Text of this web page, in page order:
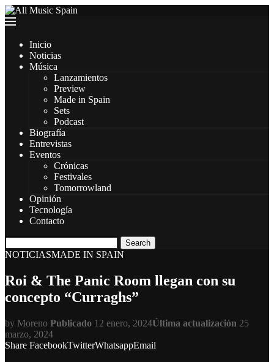
Inicio
Noticias
Música
Lanzamientos
Preview
Made in Spain
Sets
Podcast
Biografía
Entrevistas
Eventos
Crónicas
Festivales
Tomorrowland
Opinión
Tecnología
Contacto
Search
NOTICIASMADE IN SPAIN
Roi & The Panic Room llegan con su
concepto “Curraghs”
by Moreno Publicado 12 enero, 2024Última actualización 25
marzo, 2024
Share FacebookTwitterWhatsappEmail